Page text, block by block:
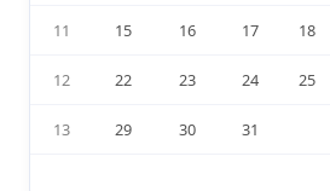
11 15 16 17 18
12 22 23 24 25
13 29 30 31